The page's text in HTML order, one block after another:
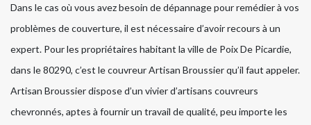
Dans le cas où vous avez besoin de dépannage pour remédier à vos
problèmes de couverture, il est nécessaire d’avoir recours à un
expert. Pour les propriétaires habitant la ville de Poix De Picardie,
dans le 80290, c’est le couvreur Artisan Broussier qu’il faut appeler.
Artisan Broussier dispose d’un vivier d’artisans couvreurs
chevronnés, aptes à fournir un travail de qualité, peu importe les